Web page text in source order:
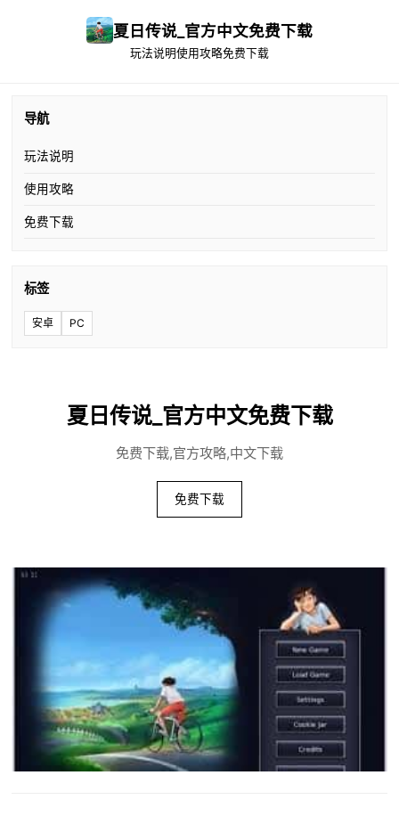
夏日传说_官方中文免费下载
玩法说明使用攻略免费下载
导航
玩法说明
使用攻略
免费下载
标签
安卓 PC
夏日传说_官方中文免费下载
免费下载,官方攻略,中文下载
免费下载